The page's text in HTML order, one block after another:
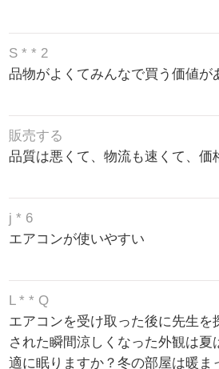
S * * 2
品物がよくてみんなで買う価値が
販売する
品質は悪くて、物流も速くて、価
j * 6
エアコンが使いやすい
L * * Q
エアコンを受け取った後に先生を
された瞬間涼しくなった外観は夏
適に眠りますか？冬の部屋は暖ま